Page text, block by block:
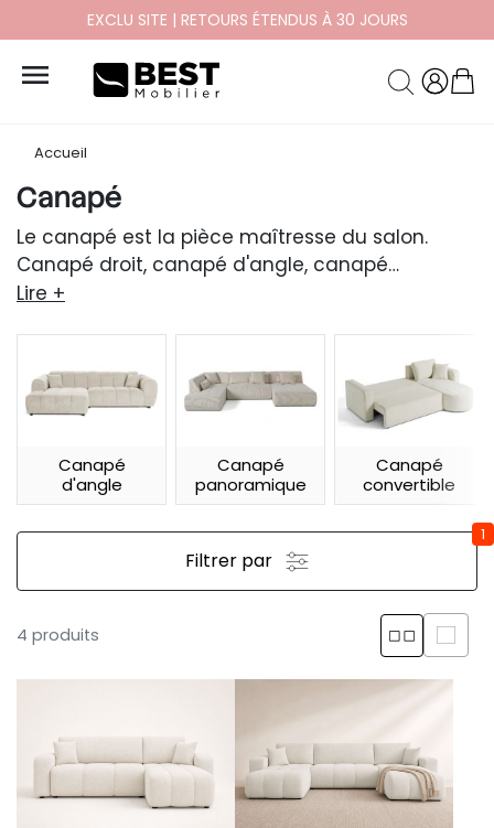
EXCLU SITE | RETOURS ÉTENDUS À 30 JOURS

Accueil
Canapé
Le canapé est la pièce maîtresse du salon.
Canapé droit, canapé d'angle, canapé
convertible, panoramique ou modulable :
colorispour s'adapter à chaque intérieur.
Lire +
Canapé
d'angle
Canapé
panoramique
Canapé
convertible
Filtrer par
1
4 produits